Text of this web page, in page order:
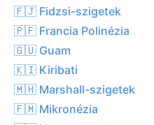
🇫🇯 Fidzsi-szigetek
🇵🇫 Francia Polinézia
🇬🇺 Guam
🇰🇮 Kiribati
🇲🇭 Marshall-szigetek
🇫🇲 Mikronézia